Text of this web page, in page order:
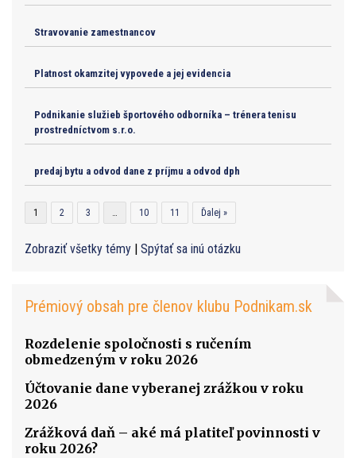
Stravovanie zamestnancov
Platnost okamzitej vypovede a jej evidencia
Podnikanie služieb športového odborníka – trénera tenisu
prostredníctvom s.r.o.
predaj bytu a odvod dane z príjmu a odvod dph
1 2 3 … 10 11 Ďalej »
Zobraziť všetky témy | Spýtať sa inú otázku
Prémiový obsah pre členov klubu Podnikam.sk
Rozdelenie spoločnosti s ručením
obmedzeným v roku 2026
Účtovanie dane vyberanej zrážkou v roku
2026
Zrážková daň – aké má platiteľ povinnosti v
roku 2026?